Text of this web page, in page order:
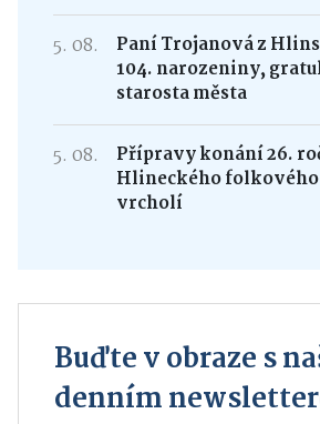
5. 08.
Paní Trojanová z
104. narozeniny,
starosta města
5. 08.
Přípravy konání 26.
Hlineckého folkového
vrcholí
Buďte v obraze s
denním